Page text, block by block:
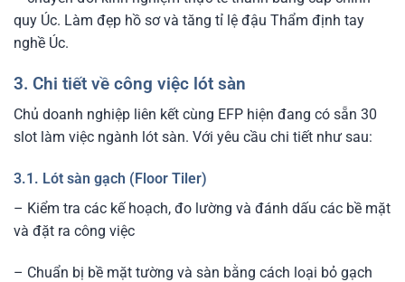
quy Úc. Làm đẹp hồ sơ và tăng tỉ lệ đậu Thẩm định tay
nghề Úc.
3. Chi tiết về công việc lót sàn
Chủ doanh nghiệp liên kết cùng EFP hiện đang có sẵn 30
slot làm việc ngành lót sàn. Với yêu cầu chi tiết như sau:
3.1. Lót sàn gạch (Floor Tiler)
– Kiểm tra các kế hoạch, đo lường và đánh dấu các bề mặt
và đặt ra công việc
– Chuẩn bị bề mặt tường và sàn bằng cách loại bỏ gạch